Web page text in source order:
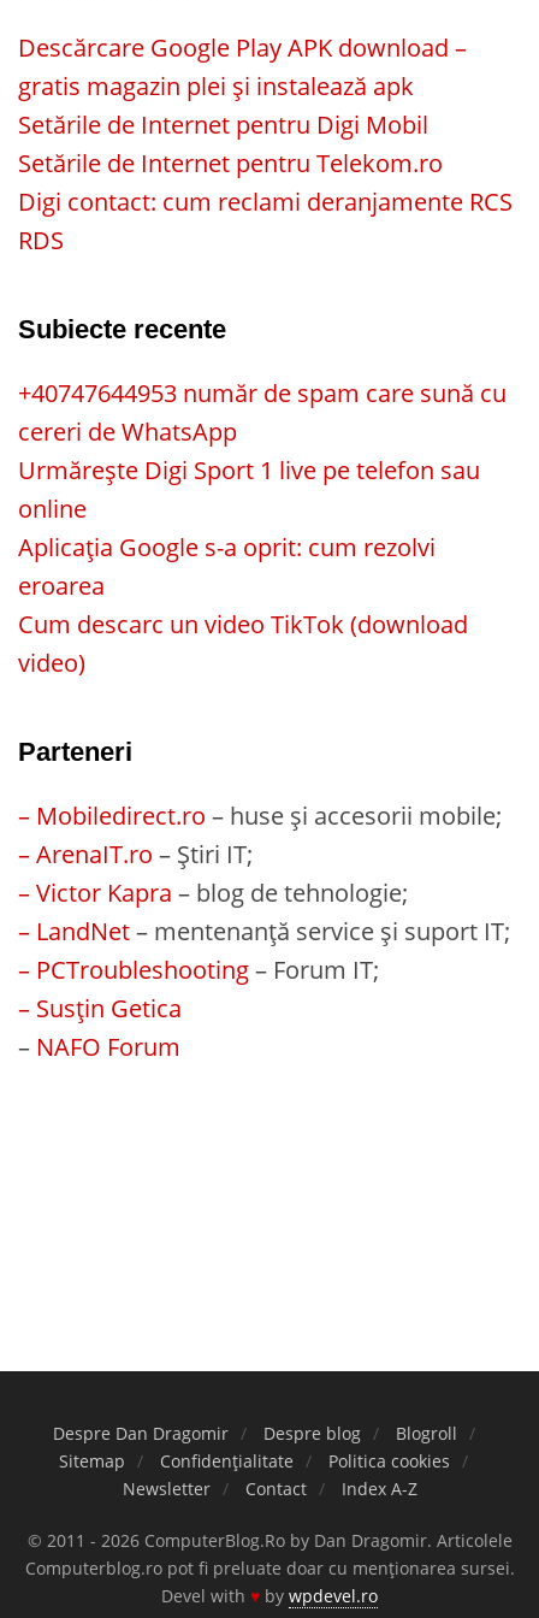
Descărcare Google Play APK download –
gratis magazin plei și instalează apk
Setările de Internet pentru Digi Mobil
Setările de Internet pentru Telekom.ro
Digi contact: cum reclami deranjamente RCS
RDS
Subiecte recente
+40747644953 număr de spam care sună cu
cereri de WhatsApp
Urmărește Digi Sport 1 live pe telefon sau
online
Aplicația Google s-a oprit: cum rezolvi
eroarea
Cum descarc un video TikTok (download
video)
Parteneri
– Mobiledirect.ro – huse și accesorii mobile;
– ArenaIT.ro – Știri IT;
– Victor Kapra – blog de tehnologie;
– LandNet– mentenanță service și suport IT;
– PCTroubleshooting– Forum IT;
– Susțin Getica
– NAFO Forum
Despre Dan Dragomir Despre blog
Blogroll
Sitemap
Confidențialitate
Politica cookies
Newsletter
Contact Index A-Z
© 2011 - 2026 ComputerBlog.Ro by Dan Dragomir. Articolele
Computerblog.ro pot fi preluate doar cu menționarea sursei.
Devel with ♥ by wpdevel.ro